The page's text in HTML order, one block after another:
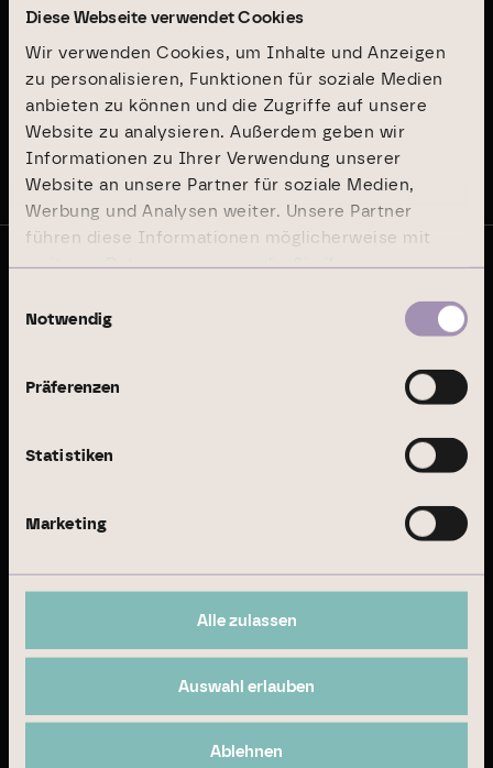
Diese Webseite verwendet Cookies
Wir verwenden Cookies, um Inhalte und Anzeigen
zu personalisieren, Funktionen für soziale Medien
anbieten zu können und die Zugriffe auf unsere
Website zu analysieren. Außerdem geben wir
Informationen zu Ihrer Verwendung unserer
Website an unsere Partner für soziale Medien,
Werbung und Analysen weiter. Unsere Partner
führen diese Informationen möglicherweise mit
weiteren Daten zusammen, die Sie ihnen
Nutzung der Dienste gesammelt haben.
Notwendig
Präferenzen
Statistiken
Marketing
Alle zulassen
Auswahl erlauben
Ablehnen
Geschäftsbericht 2024
Nachhaltigkeitsbericht 2024
Auf dem Laufenden bleiben
Wir sind als ­Investment-, ­Asset- und
Geschäftsfelder
Property Development
Transaktionsmanagement
Unternehmen